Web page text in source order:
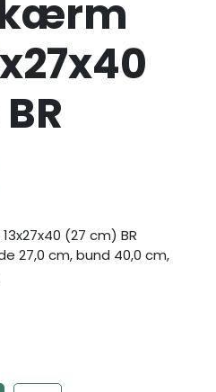
(27 cm) BR
27,0 cm, bund 40,0 cm,